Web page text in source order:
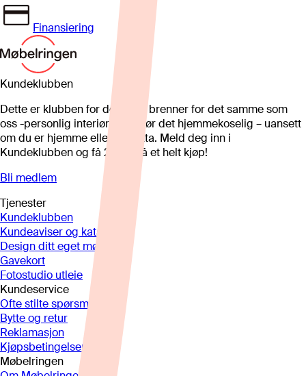
Finansiering
Kundeklubben
Dette er klubben for deg som brenner for det samme som
oss -personlig interiør som gjør det hjemmekoselig – uansett
om du er hjemme eller på hytta. Meld deg inn i
Kundeklubben og få 25%* på et helt kjøp!
Bli medlem
Tjenester
Kundeklubben
Kundeaviser og kataloger
Design ditt eget møbel
Gavekort
Fotostudio utleie
Kundeservice
Ofte stilte spørsmål
Bytte og retur
Reklamasjon
Kjøpsbetingelser
Møbelringen